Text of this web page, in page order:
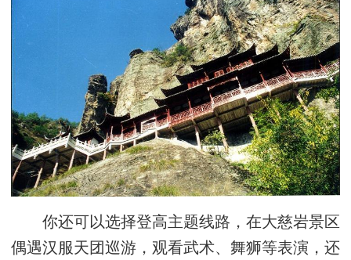
你还可以选择登高主题线路，在大慈岩景区
偶遇汉服天团巡游，观看武术、舞狮等表演，还